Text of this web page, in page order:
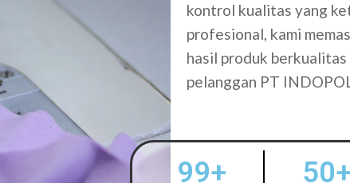
kontrol kualitas yang
profesional, kami
hasil produk berkualitas
pelanggan PT
99+ 50+